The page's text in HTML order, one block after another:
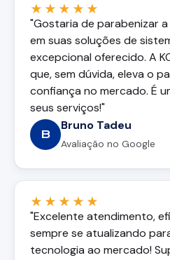
★★★★★
"Gostaria de parabenizar a
em suas soluções de
excepcional oferecido. A
que, sem dúvida, eleva o
confiança no mercado. É
seus serviços!"
B
Bruno Tadeu
Avaliação no Google
★★★★★
"Excelente atendimento,
sempre se atualizando
tecnologia ao mercado!